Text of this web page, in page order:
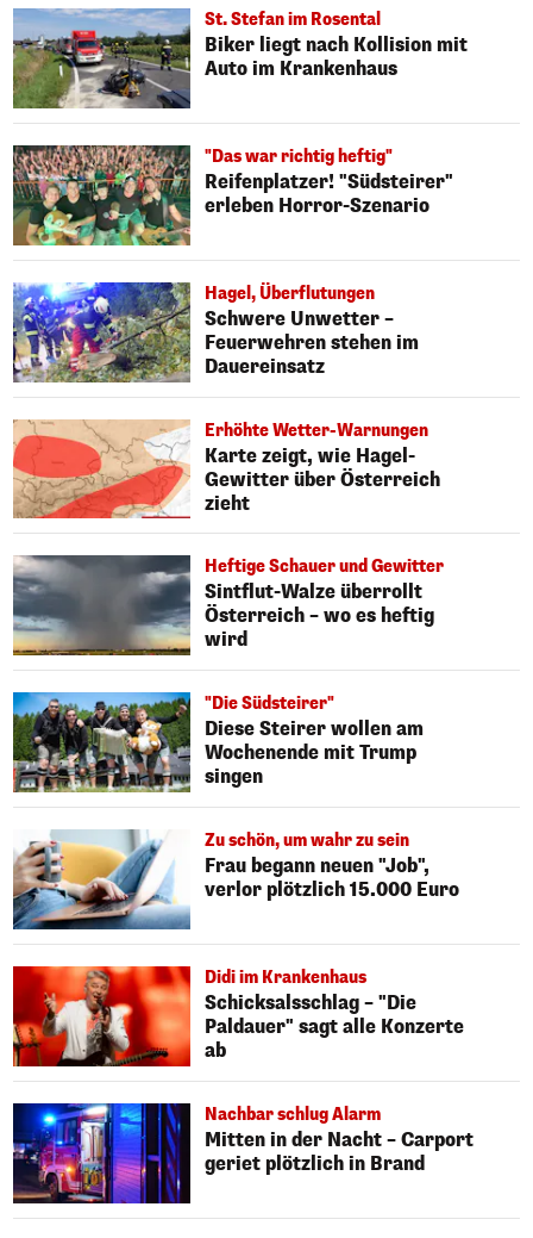
St. Stefan im Rosental
Biker liegt nach Kollision mit
Auto im Krankenhaus
"Das war richtig heftig"
Reifenplatzer! "Südsteirer"
erleben Horror-Szenario
Hagel, Überflutungen
Schwere Unwetter –
Feuerwehren stehen im
Dauereinsatz
Erhöhte Wetter-Warnungen
Karte zeigt, wie Hagel-
Gewitter über Österreich
zieht
Heftige Schauer und Gewitter
Sintflut-Walze überrollt
Österreich – wo es heftig
wird
"Die Südsteirer"
Diese Steirer wollen am
Wochenende mit Trump
singen
Zu schön, um wahr zu sein
Frau begann neuen "Job",
verlor plötzlich 15.000 Euro
Didi im Krankenhaus
Schicksalsschlag – "Die
Paldauer" sagt alle Konzerte
ab
Nachbar schlug Alarm
Mitten in der Nacht – Carport
geriet plötzlich in Brand